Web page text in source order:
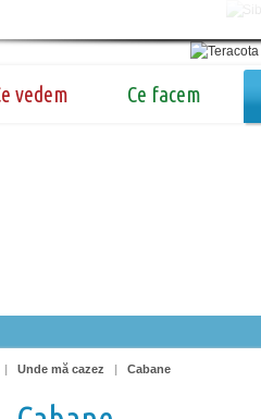
vedem Ce facem
| Unde mă cazez | Cabane